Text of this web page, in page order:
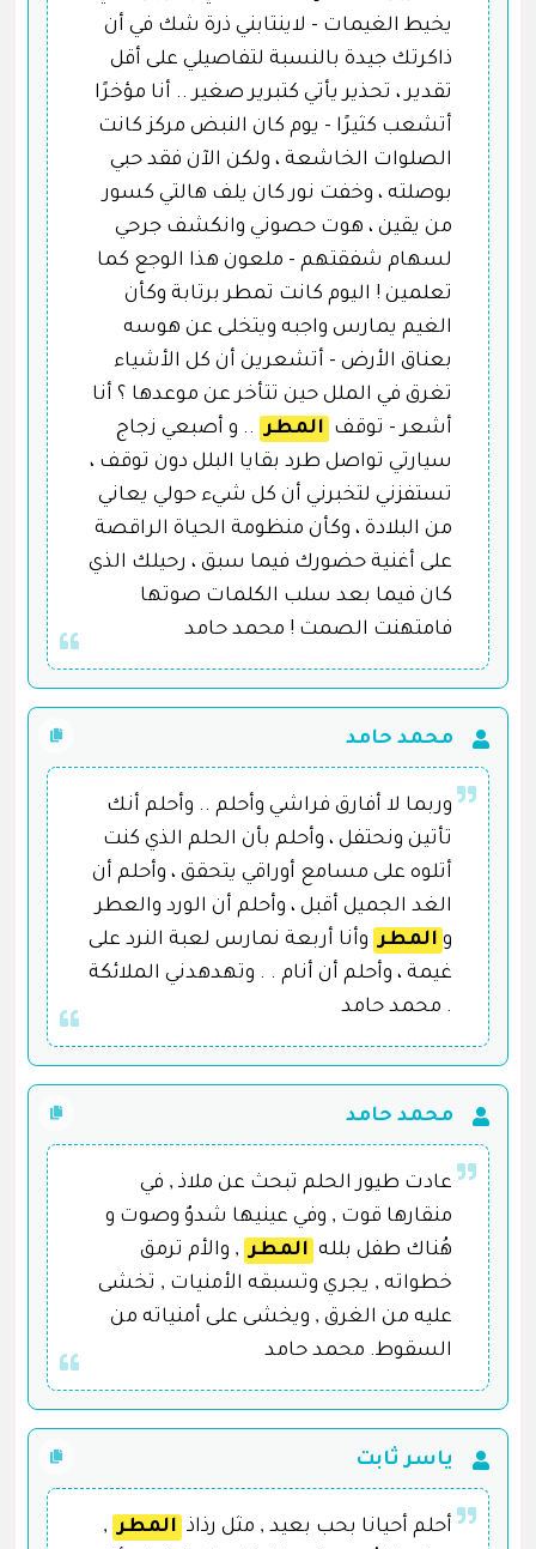
يخيط الغيمات - لاينتابني ذرة شك في أن
ذاكرتك جيدة بالنسبة لتفاصيلي على أقل
تقدير ، تحذير يأتي كتبرير صغير .. أنا مؤخرًا
أتشعب كثيرًا - يوم كان النبض مركز كانت
الصلوات الخاشعة ، ولكن الآن فقد حبي
بوصلته ، وخفت نور كان يلف هالتي كسور
من يقين ، هوت حصوني وانكشف جرحي
لسهام شفقتهم - ملعون هذا الوجع كما
تعلمين ! اليوم كانت تمطر برتابة وكأن
الغيم يمارس واجبه ويتخلى عن هوسه
بعناق الأرض - أتشعرين أن كل الأشياء
تغرق في الملل حين تتأخر عن موعدها ؟ أنا
أشعر - توقف المطر .. و أصبعي زجاج
سيارتي تواصل طرد بقايا البلل دون توقف ،
تستفزني لتخبرني أن كل شيء حولي يعاني
من البلادة ، وكأن منظومة الحياة الراقصة
على أغنية حضورك فيما سبق ، رحيلك الذي
كان فيما بعد سلب الكلمات صوتها
فامتهنت الصمت ! محمد حامد
محمد حامد
وربما لا أفارق فراشي وأحلم .. وأحلم أنك
تأتين ونحتفل ، وأحلم بأن الحلم الذي كنت
أتلوه على مسامع أوراقي يتحقق ، وأحلم أن
الغد الجميل أقبل ، وأحلم أن الورد والعطر
و المطر وأنا أربعة نمارس لعبة النرد على
غيمة ، وأحلم أن أنام . . وتهدهدني الملائكة
. محمد حامد
محمد حامد
عادت طيور الحلم تبحث عن ملاذ , في
منقارها قوت , وفي عينيها شدوٌ وصوت و
هُناك طفل بلله المطر , والأم ترمق
خطواته , يجري وتسبقه الأمنيات , تخشى
عليه من الغرق , ويخشى على أمنياته من
السقوط. محمد حامد
ياسر ثابت
أحلم أحيانا بحب بعيد , مثل رذاذ المطر ,